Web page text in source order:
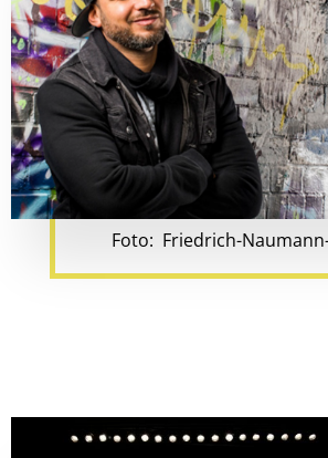
Foto: Friedrich-